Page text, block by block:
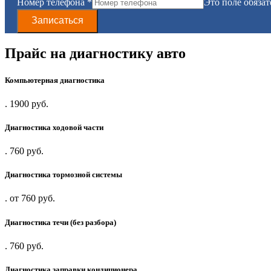
Номер телефона *
Это поле
Записаться
Прайс на диагностику авто
Компьютерная диагностика
. 1900 руб.
Диагностика ходовой части
. 760 руб.
Диагностика тормозной системы
. от 760 руб.
Диагностика течи (без разбора)
. 760 руб.